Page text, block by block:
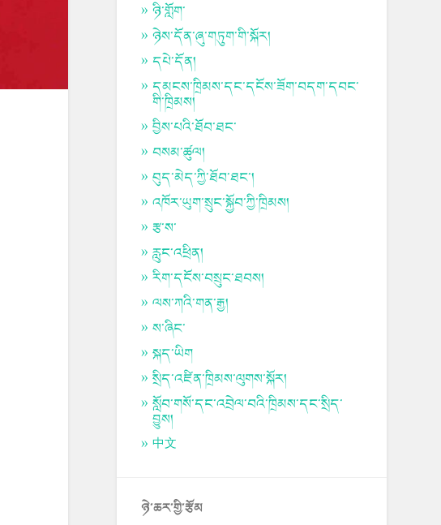
ཉི་གློག་
ཉེས་དོན་ཞུ་གཏུག་གི་སྐོར།
དཔེ་དོན།
དམངས་ཁྲིམས་དང་དངོས་ཟོག་བདག་དབང་
གི་ཁྲིམས།
བྱིས་པའི་ཐོབ་ཐང་
བསམ་ཚུལ།
བུད་མེད་ཀྱི་ཐོབ་ཐང་།
འཁོར་ཡུག་སྲུང་སྐྱོབ་ཀྱི་ཁྲིམས།
རྩ་ས་
རླུང་འཕྲིན།
རིག་དངོས་བསྲུང་ཐབས།
ལས་ཀའི་གན་རྒྱ།
ས་ཞིང་
སྐད་ཡིག
སྲིད་འཛིན་ཁྲིམས་ལུགས་སྐོར།
སློབ་གསོ་དང་འབྲེལ་བའི་ཁྲིམས་དང་སྲིད་
བྱུས།
中文
ཉེ་ཆར་གྱི་རྩོམ